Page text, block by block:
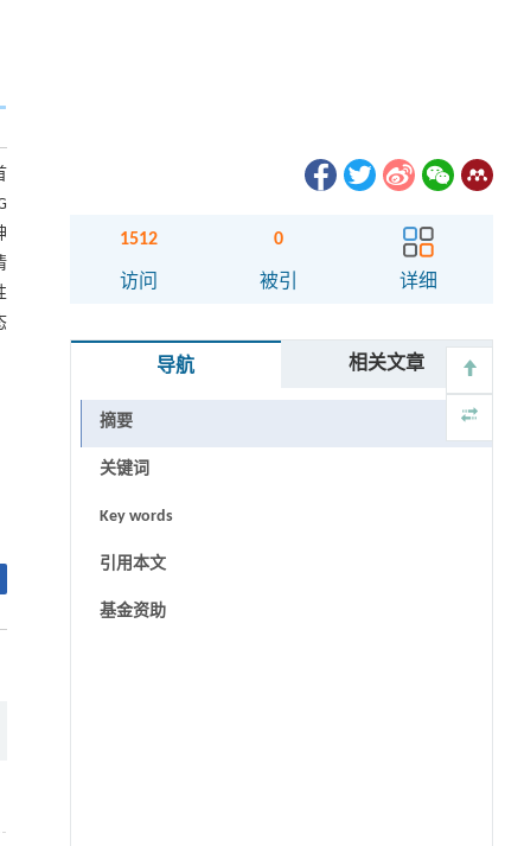
1512
访问
0
被引 详细
导航 相关文章
摘要
关键词
Key words
引用本文
基金资助